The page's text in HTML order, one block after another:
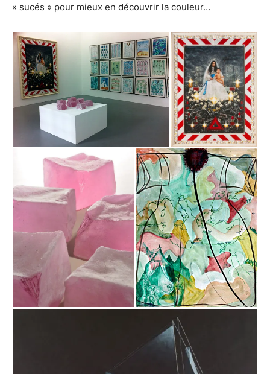
« sucés » pour mieux en découvrir la couleur…